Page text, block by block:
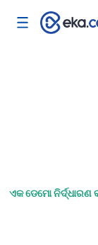
ଏକ ଡେମୋ ନିର୍ଦ୍ଧାରଣ